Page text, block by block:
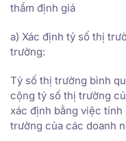
thẩm định giá
a) Xác định tỷ số thị
trường:
Tỷ số thị trường bình
cộng tỷ số thị trường
xác định bằng việc
trường của các doanh